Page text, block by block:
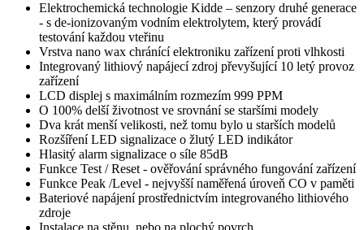
Elektrochemická technologie Kidde – senzory druhé generace
- s de-ionizovaným vodním elektrolytem, který provádí
testování každou vteřinu
Vrstva nano wax chránící elektroniku zařízení proti vlhkosti
Integrovaný lithiový napájecí zdroj převyšující 10 letý provoz
zařízení
LCD displej s maximálním rozmezím 999 PPM
O 100% delší životnost ve srovnání se staršími modely
Dva krát menší velikosti, než tomu bylo u starších modelů
Rozšíření LED signalizace o žlutý LED indikátor
Hlasitý alarm signalizace o síle 85dB
Funkce Test / Reset - ověřování správného fungování zařízení
Funkce Peak /Level - nejvyšší naměřená úroveň CO v paměti
Bateriové napájení prostřednictvím integrovaného lithiového
zdroje